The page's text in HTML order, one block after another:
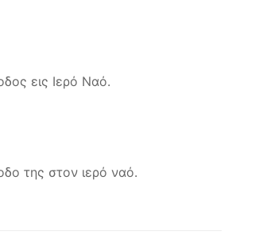
εις Ιερό Ναό.
της στον ιερό ναό.